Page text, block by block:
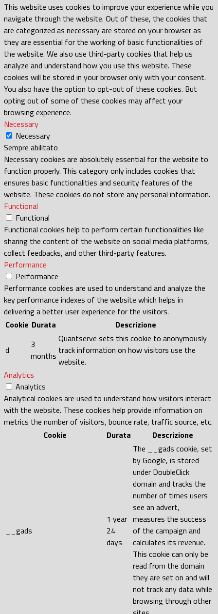
This website uses cookies to improve your experience while you
navigate through the website. Out of these, the cookies that
are categorized as necessary are stored on your browser as
they are essential for the working of basic functionalities of
the website. We also use third-party cookies that help us
analyze and understand how you use this website. These
cookies will be stored in your browser only with your consent.
You also have the option to opt-out of these cookies. But
opting out of some of these cookies may affect your
browsing experience.
Necessary
Necessary
Sempre abilitato
Necessary cookies are absolutely essential for the website to
function properly. This category only includes cookies that
ensures basic functionalities and security features of the
website. These cookies do not store any personal information.
Functional
Functional
Functional cookies help to perform certain functionalities like
sharing the content of the website on social media platforms,
collect feedbacks, and other third-party features.
Performance
Performance
Performance cookies are used to understand and analyze the
key performance indexes of the website which helps in
delivering a better user experience for the visitors.
Cookie Durata Descrizione
d
3
months
Quantserve sets this cookie to anonymously
track information on how visitors use the
website.
Analytics
Analytics
Analytical cookies are used to understand how visitors interact
with the website. These cookies help provide information on
metrics the number of visitors, bounce rate, traffic source, etc.
Cookie
Durata Descrizione
__gads
1 year
24
days
The __gads cookie, set
by Google, is stored
under DoubleClick
domain and tracks the
number of times users
see an advert,
measures the success
of the campaign and
calculates its revenue.
This cookie can only be
read from the domain
they are set on and will
not track any data while
browsing through other